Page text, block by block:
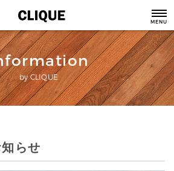
MENU
by CLIQUE
らせ